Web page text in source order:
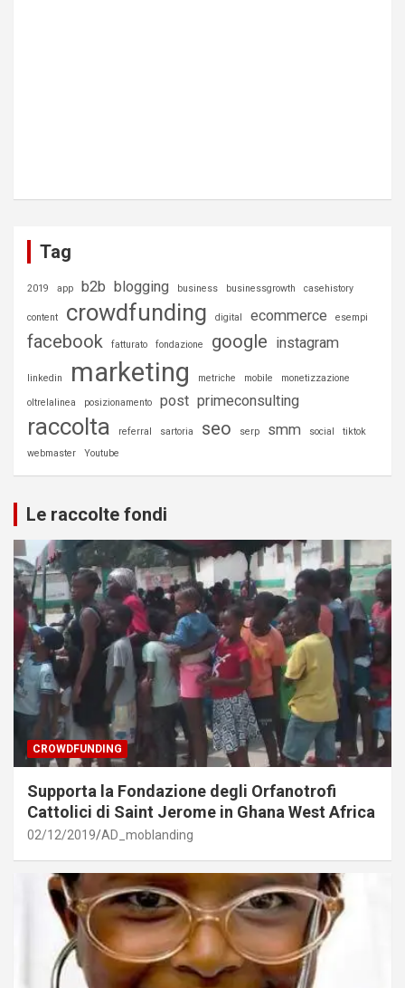
Tag
2019 app b2b blogging business businessgrowth casehistory
content crowdfunding digital ecommerce esempi
facebook fatturato fondazione google instagram
linkedin marketing metriche mobile monetizzazione
oltrelalinea posizionamento post primeconsulting
raccolta referral sartoria seo serp smm social
tiktok
webmaster
Youtube
Le raccolte fondi
CROWDFUNDING
Supporta la Fondazione degli Orfanotrofi
Cattolici di Saint Jerome in Ghana West Africa
02/12/2019 AD_moblanding